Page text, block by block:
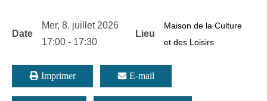
Date
Mer, 8. juillet 2026
17:00 - 17:30
Lieu
Maison de la Culture
et des Loisirs
Imprimer E-mail